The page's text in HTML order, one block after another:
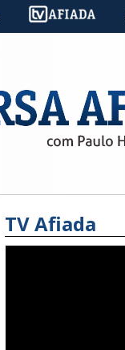
TV Afiada